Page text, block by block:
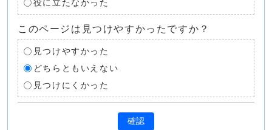
役に立たなかった
このページは見つけやすかったですか？
見つけやすかった
どちらともいえない
見つけにくかった
確認